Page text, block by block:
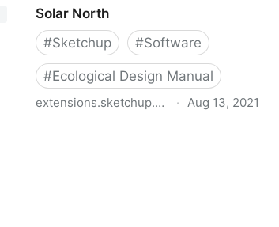
Solar North
#Sketchup #Software
#Ecological Design Manual
extensions.sketchup.com· Aug 13, 2021